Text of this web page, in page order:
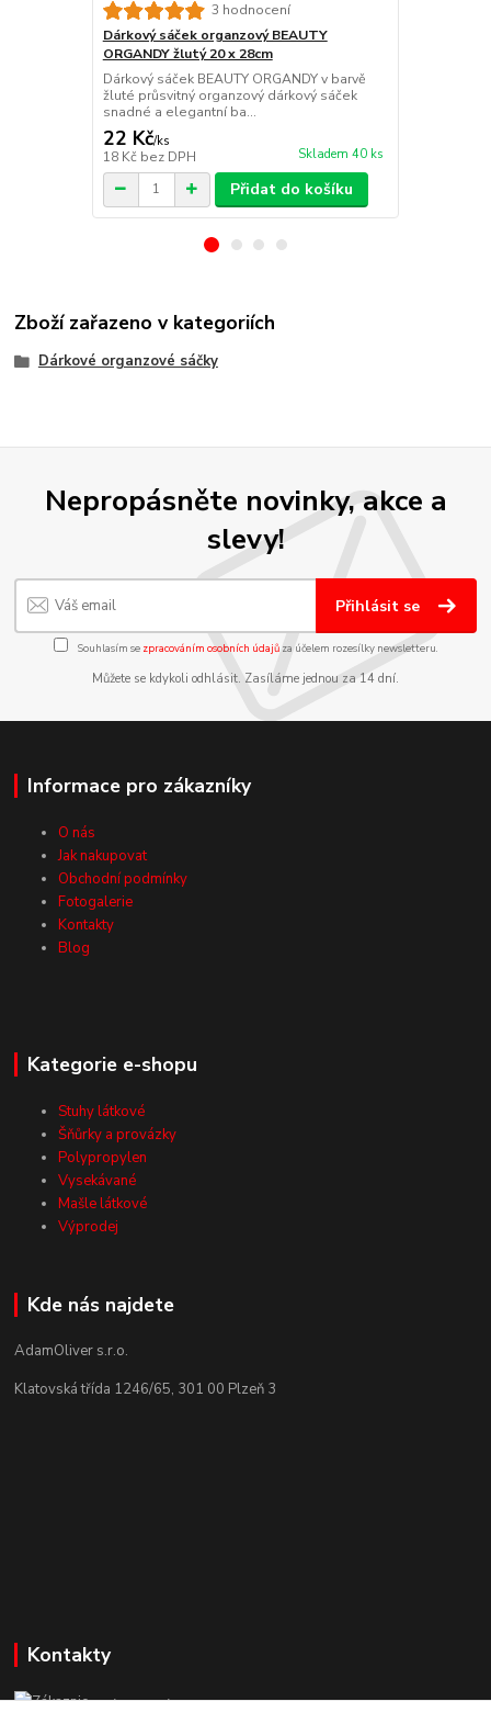
3 hodnocení
Dárkový sáček organzový BEAUTY
ORGANDY žlutý 20 x 28cm
Dárkový sáček BEAUTY ORGANDY v barvě
žluté průsvitný organzový dárkový sáček
snadné a elegantní ba...
22 Kč/ks
18 Kč bez DPH Skladem 40 ks
Přidat do košíku
Zboží zařazeno v kategoriích
Dárkové organzové sáčky
Nepropásněte novinky, akce a
slevy!
Přihlásit se
Souhlasím se zpracováním osobních údajůza účelem rozesílky newsletteru.
Můžete se kdykoli odhlásit. Zasíláme jednou za 14 dní.
Informace pro zákazníky
O nás
Jak nakupovat
Obchodní podmínky
Fotogalerie
Kontakty
Blog
Kategorie e-shopu
Stuhy látkové
Šňůrky a provázky
Polypropylen
Vysekávané
Mašle látkové
Výprodej
Kde nás najdete
AdamOliver s.r.o.
Klatovská třída 1246/65, 301 00 Plzeň 3
Kontakty
Zákaznická podpora StuhyLevně.cz